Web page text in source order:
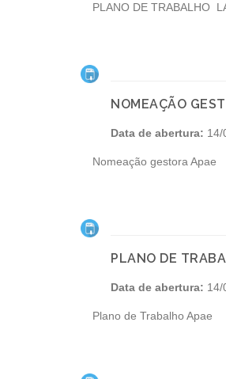
PLANO DE TRABALHO
NOMEAÇÃO
Data de abertura: 14/
Nomeação gestora Apae
PLANO DE
Data de abertura: 14/
Plano de Trabalho Apae